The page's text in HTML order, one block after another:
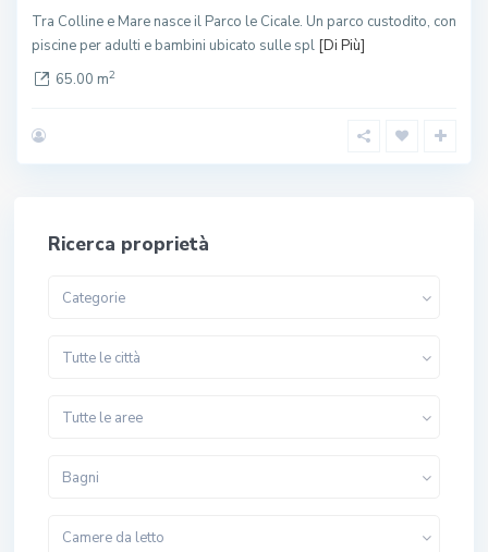
Tra Colline e Mare nasce il Parco le Cicale. Un parco custodito, con
piscine per adulti e bambini ubicato sulle spl [Di Più]
65.00 m2
Ricerca proprietà
Categorie
Tutte le città
Tutte le aree
Bagni
Camere da letto